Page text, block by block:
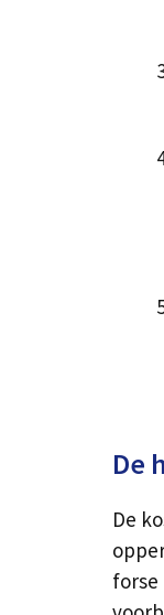
De
De
forse